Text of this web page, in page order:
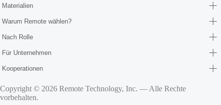
Materialien
Warum Remote wählen?
Nach Rolle
Für Unternehmen
Kooperationen
Copyright © 2026 Remote Technology, Inc. — Alle Rechte
vorbehalten.